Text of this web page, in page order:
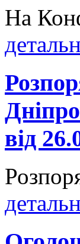
На
від